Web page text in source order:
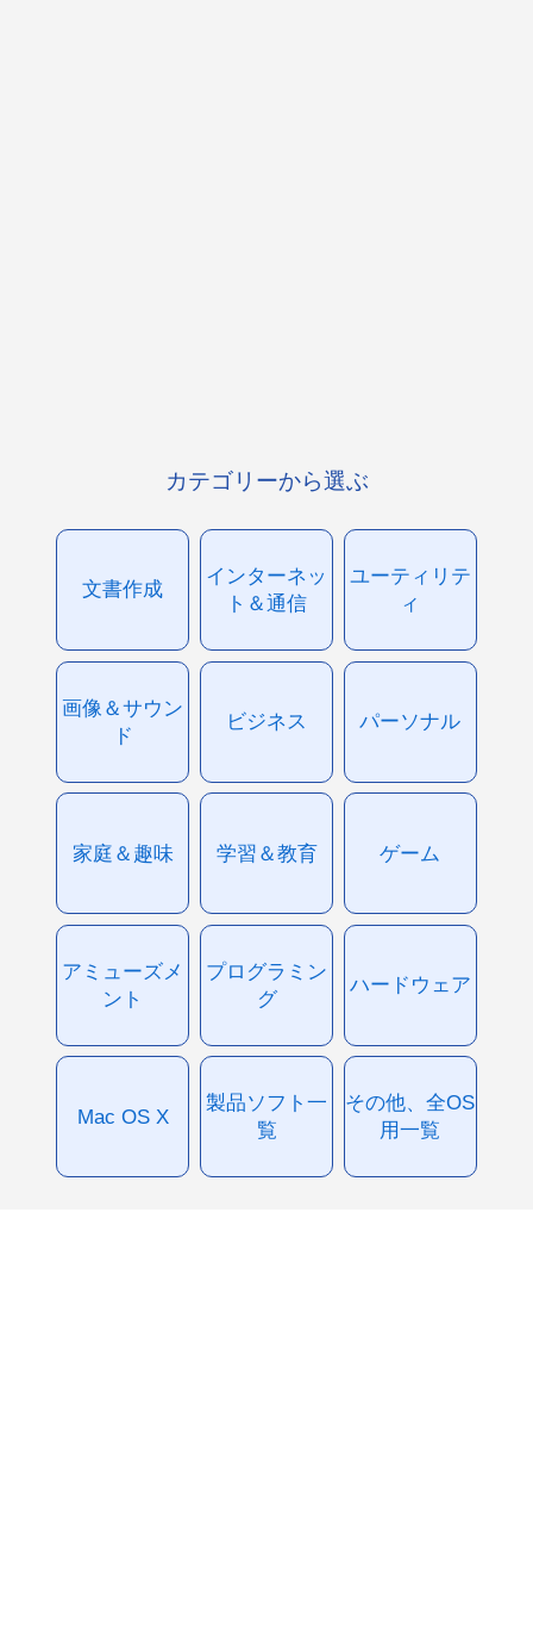
カテゴリーから選ぶ
文書作成
インターネッ
ト＆通信
ユーティリテ
ィ
画像＆サウン
ド
ビジネス パーソナル
家庭＆趣味 学習＆教育 ゲーム
アミューズメ
ント
プログラミン
グ
ハードウェア
Mac OS X
製品ソフト一
覧
その他、全OS
用一覧